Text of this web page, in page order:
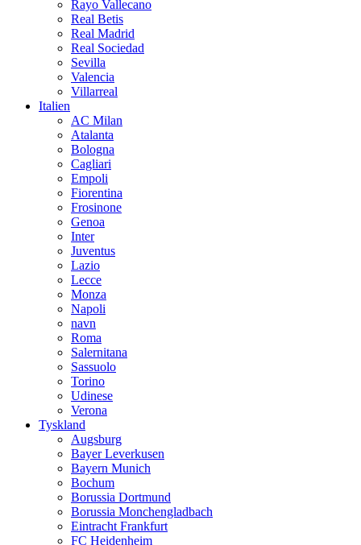
Rayo Vallecano
Real Betis
Real Madrid
Real Sociedad
Sevilla
Valencia
Villarreal
Italien
AC Milan
Atalanta
Bologna
Cagliari
Empoli
Fiorentina
Frosinone
Genoa
Inter
Juventus
Lazio
Lecce
Monza
Napoli
navn
Roma
Salernitana
Sassuolo
Torino
Udinese
Verona
Tyskland
Augsburg
Bayer Leverkusen
Bayern Munich
Bochum
Borussia Dortmund
Borussia Monchengladbach
Eintracht Frankfurt
FC Heidenheim